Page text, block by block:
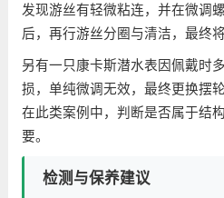
发现游丝有轻微粘连，并在微调
后，再行游丝分圈与清洁，最终
另有一只康卡斯潜水表因佩戴时
损，单纯微调无效，最终更换摆
在此类案例中，判断是否属于结
要。
检测与保养建议